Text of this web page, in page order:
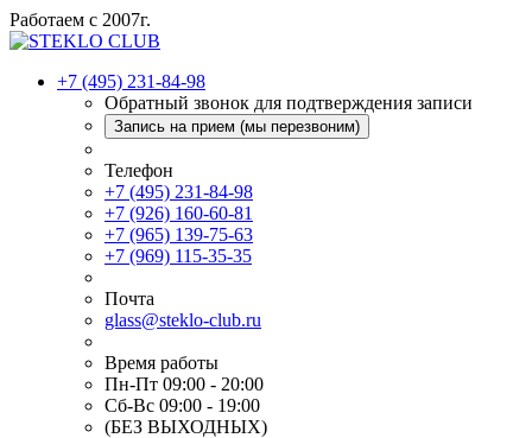
Работаем с 2007г.
+7 (495) 231-84-98
Обратный звонок для подтверждения записи
Запись на прием (мы перезвоним)
Телефон
+7 (495) 231-84-98
+7 (926) 160-60-81
+7 (965) 139-75-63
+7 (969) 115-35-35
Почта
glass@steklo-club.ru
Время работы
Пн-Пт 09:00 - 20:00
Сб-Вс 09:00 - 19:00
(БЕЗ ВЫХОДНЫХ)